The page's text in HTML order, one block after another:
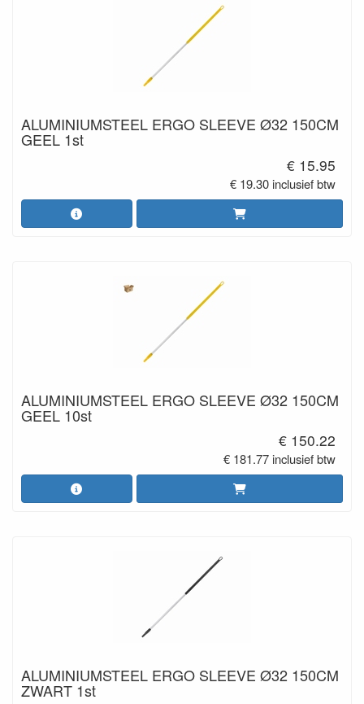
ALUMINIUMSTEEL ERGO SLEEVE Ø32 150CM
GEEL 1st
€ 15.95
€ 19.30 inclusief btw
ALUMINIUMSTEEL ERGO SLEEVE Ø32 150CM
GEEL 10st
€ 150.22
€ 181.77 inclusief btw
ALUMINIUMSTEEL ERGO SLEEVE Ø32 150CM
ZWART 1st